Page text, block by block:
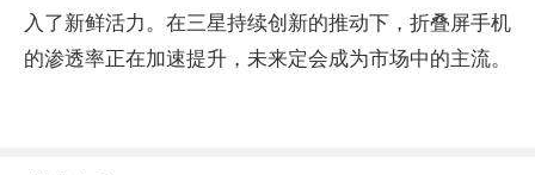
入了新鲜活力。在三星持续创新的推动下，折叠屏手机
的渗透率正在加速提升，未来定会成为市场中的主流。